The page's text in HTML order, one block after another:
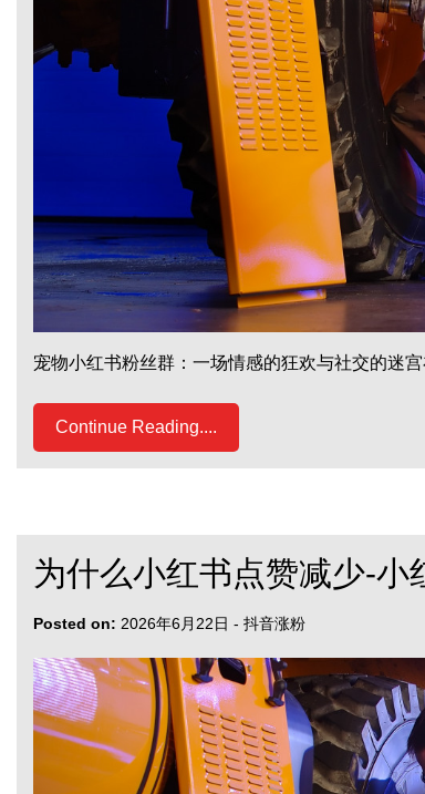
宠物小红书粉丝群：一场情感的狂欢与社交的迷
Continue Reading....
为什么小红书点赞减少-小
Posted on: 2026年6月22日 - 抖音涨粉